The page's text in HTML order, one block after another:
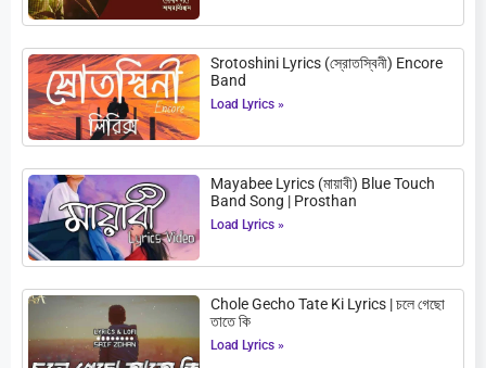
Srotoshini Lyrics (স্রোতস্বিনী) Encore
Band
Load Lyrics »
Mayabee Lyrics (মায়াবী) Blue Touch
Band Song | Prosthan
Load Lyrics »
Chole Gecho Tate Ki Lyrics | চলে গেছো
তাতে কি
Load Lyrics »